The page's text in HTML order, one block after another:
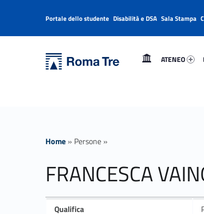
FRANCESCA VAINO insegnamenti - Università Roma Tre
ATENEO
Header info sidebar
Portale dello studente Disabilità e DSA Sala Stampa
Home » Persone »
FRANCESCA
Qualifica